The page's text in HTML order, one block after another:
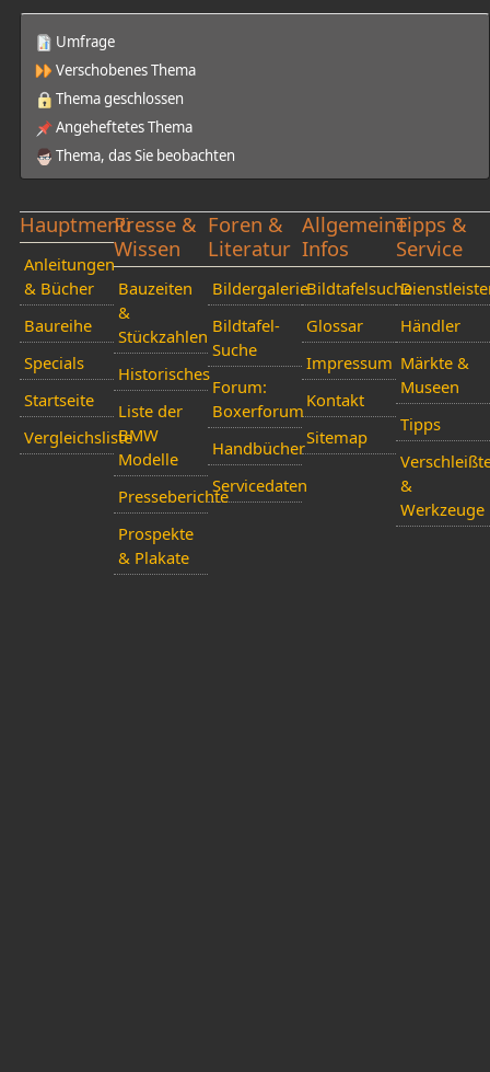
Umfrage
Verschobenes Thema
Thema geschlossen
Angeheftetes Thema
Thema, das Sie beobachten
Hauptmenü
Anleitungen
& Bücher
Baureihe
Specials
Startseite
Vergleichsliste
Presse &
Wissen
Bauzeiten
&
Stückzahlen
Historisches
Liste der
BMW
Modelle
Presseberichte
Prospekte
& Plakate
Foren &
Literatur
Bildergalerie
Bildtafel-
Suche
Forum:
Boxerforum
Handbücher
Servicedaten
Allgemeine
Infos
Bildtafelsuche
Glossar
Impressum
Kontakt
Sitemap
Tipps &
Service
Händler
Märkte &
Museen
Tipps
&
Werkzeuge